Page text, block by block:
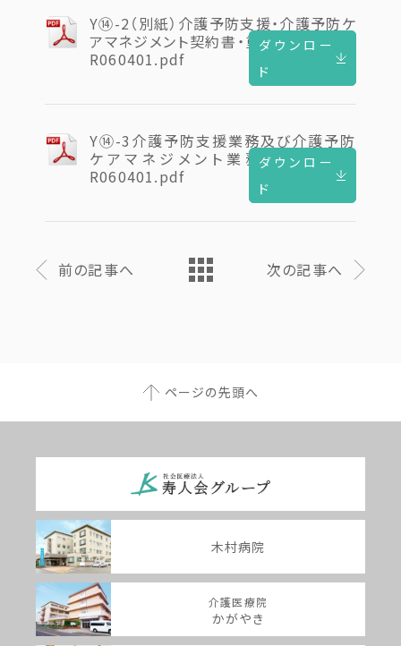
Y⑭-2（別紙）介護予防支援・介護予防ケ
アマネジメント契約書・重要事項説明書
R060401.pdf
ダウンロー
ド
Y⑭-3介護予防支援業務及び介護予防
ケアマネジメント業務委託契約書
R060401.pdf
ダウンロー
ド
前の記事へ 次の記事へ
ページの先頭へ
木村病院
介護医療院
かがやき